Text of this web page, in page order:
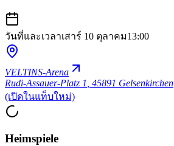
วันที่และเวลาเสาร์ 10 ตุลาคม13:00
VELTINS-Arena
Rudi-Assauer-Platz 1 45891 Gelsenkirchen
(เปิดในแท็บใหม่)
Heimspiele